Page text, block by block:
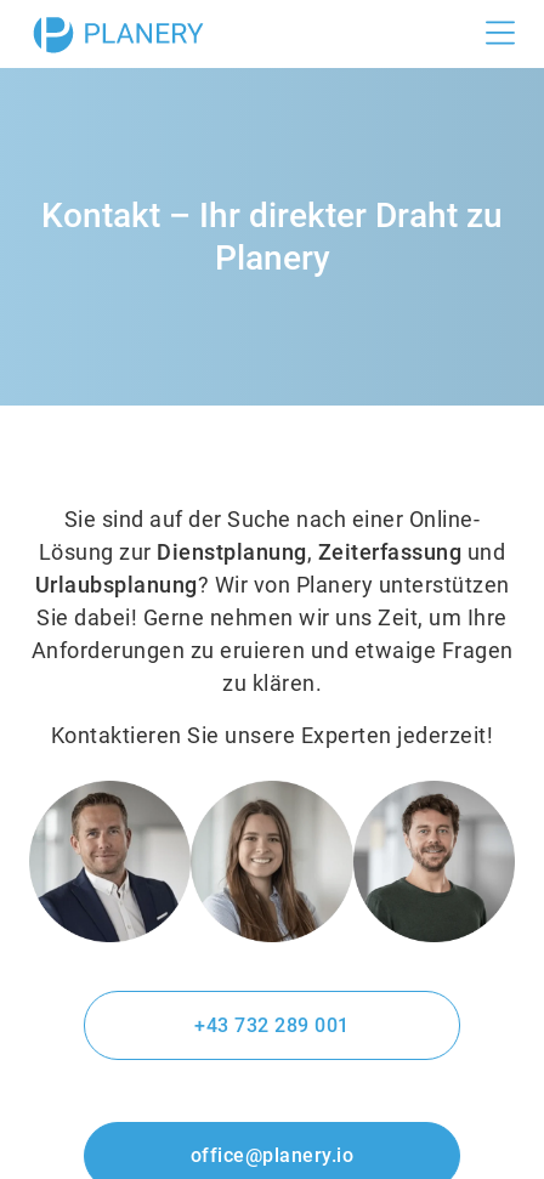
Urlaubsplan
Einzelhandel
Referenzen
Kontakt – Ihr direkter Draht zu
Planery
Sie sind auf der Suche nach einer Online-
Lösung zur Dienstplanung, Zeiterfassung und
Urlaubsplanung? Wir von Planery unterstützen
Sie dabei! Gerne nehmen wir uns Zeit, um Ihre
Anforderungen zu eruieren und etwaige Fragen
zu klären.
Kontaktieren Sie unsere Experten jederzeit!
+43 732 289 001
office@planery.io